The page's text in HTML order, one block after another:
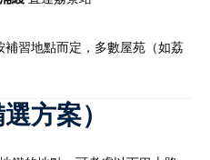
補習地點而定，多數屋苑（如荔
方案）